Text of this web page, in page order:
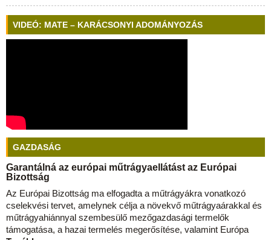
VIDEÓ: MATE – KARÁCSONYI ADOMÁNYOZÁS
GAZDASÁG
Garantálná az európai műtrágyaellátást az Európai
Bizottság
Az Európai Bizottság ma elfogadta a műtrágyákra vonatkozó
cselekvési tervet, amelynek célja a növekvő műtrágyaárakkal és
műtrágyahiánnyal szembesülő mezőgazdasági termelők
támogatása, a hazai termelés megerősítése, valamint Európa